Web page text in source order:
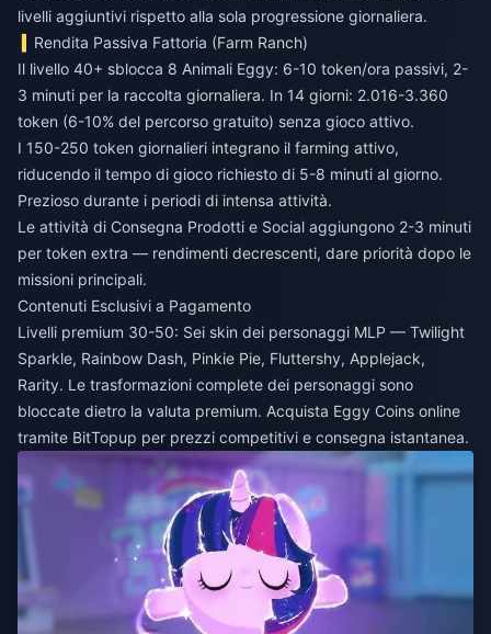
livelli aggiuntivi rispetto alla sola progressione giornaliera.
Rendita Passiva Fattoria (Farm Ranch)
Il livello 40+ sblocca 8 Animali Eggy: 6-10 token/ora passivi, 2-
3 minuti per la raccolta giornaliera. In 14 giorni: 2.016-3.360
token (6-10% del percorso gratuito) senza gioco attivo.
I 150-250 token giornalieri integrano il farming attivo,
riducendo il tempo di gioco richiesto di 5-8 minuti al giorno.
Prezioso durante i periodi di intensa attività.
Le attività di Consegna Prodotti e Social aggiungono 2-3 minuti
per token extra — rendimenti decrescenti, dare priorità dopo le
missioni principali.
Contenuti Esclusivi a Pagamento
Livelli premium 30-50: Sei skin dei personaggi MLP — Twilight
Sparkle, Rainbow Dash, Pinkie Pie, Fluttershy, Applejack,
Rarity. Le trasformazioni complete dei personaggi sono
bloccate dietro la valuta premium. Acquista Eggy Coins online
tramite BitTopup per prezzi competitivi e consegna istantanea.